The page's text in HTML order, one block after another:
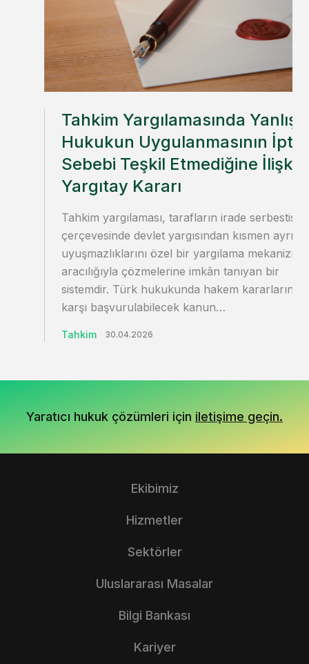
Tahkim Yargılamasında Yanlış
Hukukun Uygulanmasının İptal
Sebebi Teşkil Etmediğine İlişkin
Yargıtay Kararı
Tahkim yargılaması, tarafların irade serbestisi
çerçevesinde devlet yargısından kısmen
uyuşmazlıklarını özel bir yargılama
aracılığıyla çözmelerine imkân tanıyan bir
sistemdir. Türk hukukunda hakem kararlarına
karşı başvurulabilecek kanun…
Tahkim 30.04.2026
Yaratıcı hukuk çözümleri için iletişime geçin.
Ekibimiz
Hizmetler
Sektörler
Uluslararası Masalar
Bilgi Bankası
Kariyer